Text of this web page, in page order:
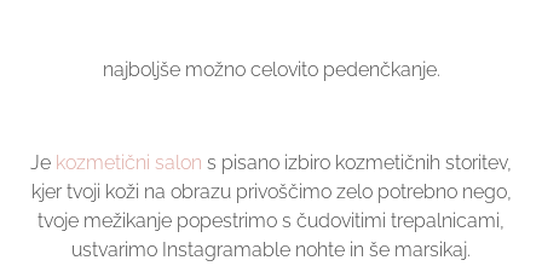
najboljše možno celovito pedenčkanje.
Je kozmetični salon s pisano izbiro kozmetičnih storitev,
kjer tvoji koži na obrazu privoščimo zelo potrebno nego,
tvoje mežikanje popestrimo s čudovitimi trepalnicami,
ustvarimo Instagramable nohte in še marsikaj.